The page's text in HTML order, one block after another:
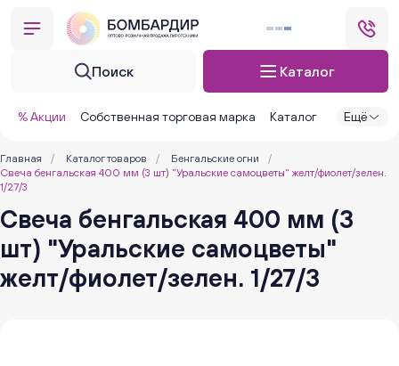
Поиск Каталог
% Акции Собственная торговая марка Каталог Ещё
Главная / Каталог товаров / Бенгальские огни
/
Свеча бенгальская 400 мм (3 шт) "Уральские самоцветы" желт/фиолет/зелен.
1/27/3
Свеча бенгальская 400 мм (3
шт) "Уральские самоцветы"
желт/фиолет/зелен. 1/27/3